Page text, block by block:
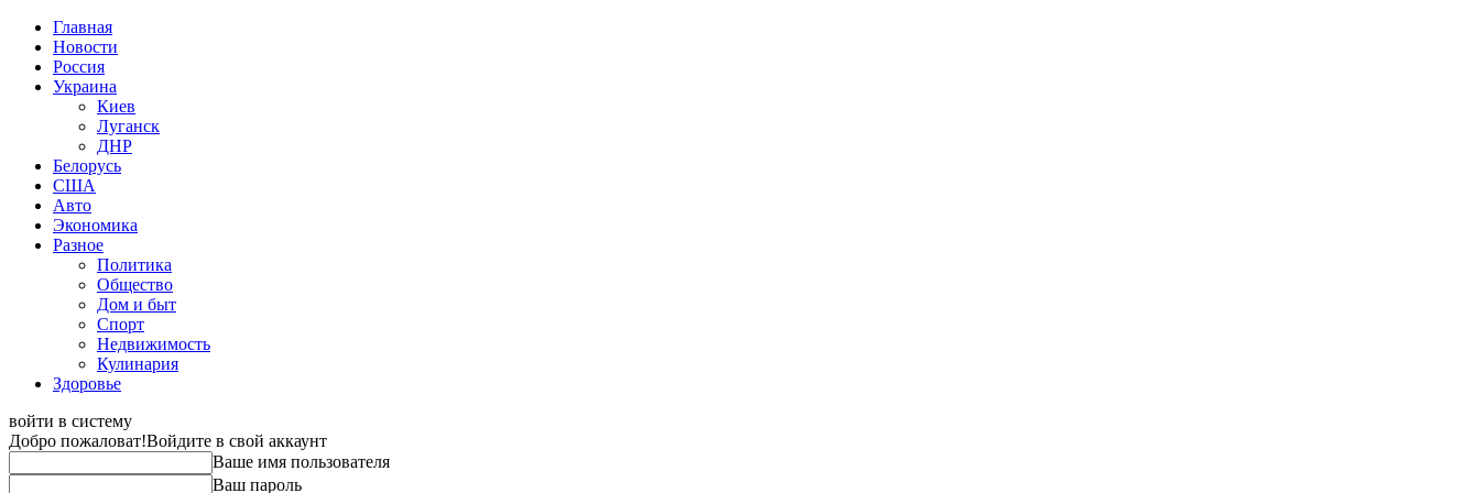
Главная
Новости
Россия
Украина
Киев
Луганск
ДНР
Белорусь
США
Авто
Экономика
Разное
Политика
Общество
Дом и быт
Спорт
Недвижимость
Кулинария
Здоровье
войти в систему
Добро пожаловат!Войдите в свой аккаунт
Ваше имя пользователя
Ваш пароль